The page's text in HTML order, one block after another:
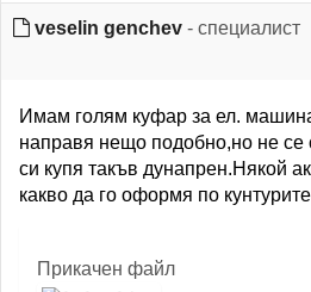
veselin genchev - специалист
Имам голям куфар за ел.
направя нещо подобно,но не се
си купя такъв дунапрен.Някой
какво да го оформя по
Прикачен файл